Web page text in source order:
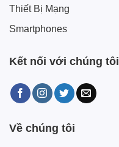
Thiết Bị Mạng
Smartphones
Kết nối với chúng tôi
Về chúng tôi